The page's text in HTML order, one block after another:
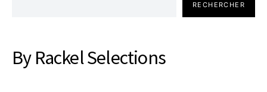
RECHERCHER
By Rackel Selections